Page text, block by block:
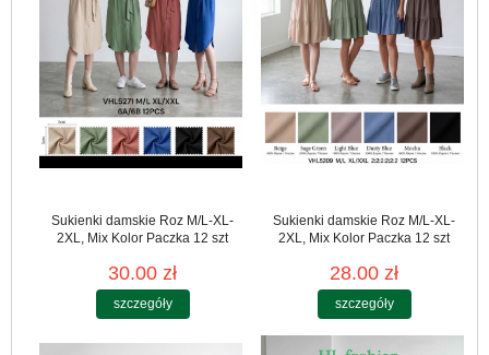
Sukienki damskie Roz M/L-XL-
2XL, Mix Kolor Paczka 12 szt
30.00 zł
szczegóły
Sukienki damskie Roz M/L-XL-
2XL, Mix Kolor Paczka 12 szt
28.00 zł
szczegóły